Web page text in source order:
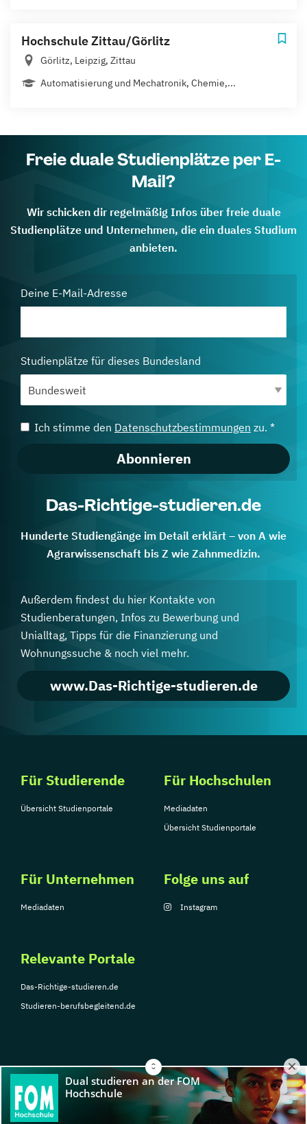
Hochschule Zittau/Görlitz
Görlitz, Leipzig, Zittau
Automatisierung und Mechatronik, Chemie,...
Freie duale Studienplätze per E-
Mail?
Wir schicken dir regelmäßig Infos über freie duale
Studienplätze und Unternehmen, die ein duales Studium
anbieten.
Deine E-Mail-Adresse
Studienplätze für dieses Bundesland
Ich stimme den Datenschutzbestimmungen zu. *
Abonnieren
Das-Richtige-studieren.de
Hunderte Studiengänge im Detail erklärt – von A wie
Agrarwissenschaft bis Z wie Zahnmedizin.
Außerdem findest du hier Kontakte von
Studienberatungen, Infos zu Bewerbung und
Unialltag, Tipps für die Finanzierung und
Wohnungssuche & noch viel mehr.
www.Das-Richtige-studieren.de
Für Studierende
Übersicht Studienportale
Für Hochschulen
Mediadaten
Übersicht Studienportale
Für Unternehmen
Mediadaten
Relevante Portale
Das-Richtige-studieren.de
Studieren-berufsbegleitend.de
Folge uns auf
Instagram
© Copyright 2026, TarGroup Media GmbH
Impressum
Datenschutzerklärung Nutzungsbedingungen